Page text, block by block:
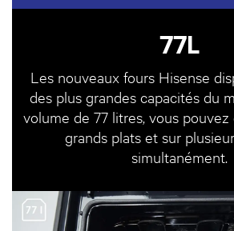
77L
Les nouveaux fours Hisense
des plus grandes capacités du
volume de 77 litres, vous
grands plats et sur
simultanément.